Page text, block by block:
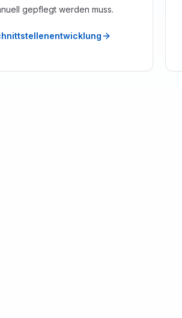
gepflegt werden muss.